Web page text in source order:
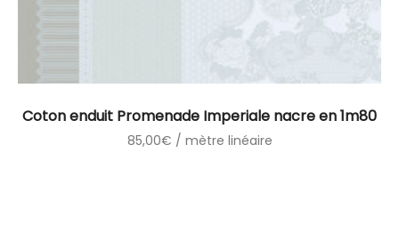
Coton enduit Promenade Imperiale nacre en 1m80
85,00€ / mètre linéaire